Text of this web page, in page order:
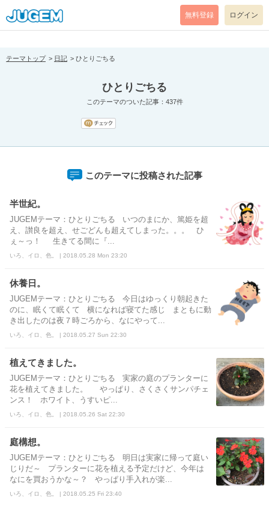
[pear_error: message="Success" code=0 mode=return level=notice
prefix="" info=""]
無料登録 ログイン
テーマトップ 日記 ひとりごちる
ひとりごちる
このテーマのついた記事：437件
このテーマに投稿された記事
半世紀。
JUGEMテーマ：ひとりごちる いつのまにか、篤姫を超
え、讃良を超え、せごどんも超えてしまった。。。 ひ
ぇ～っ！ 生きてる間に『...
いろ、イロ、色。 | 2018.05.28 Mon 23:20
休養日。
JUGEMテーマ：ひとりごちる 今日はゆっくり朝起きた
のに、眠くて眠くて 横になれば寝てた感じ まともに動
き出したのは夜７時ごろから、なにやって...
いろ、イロ、色。 | 2018.05.27 Sun 22:30
植えてきました。
JUGEMテーマ：ひとりごちる 実家の庭のプランターに
花を植えてきました。 やっぱり、さくさくサンパチェ
ンス！ ホワイト、うすいピ...
いろ、イロ、色。 | 2018.05.26 Sat 22:30
庭構想。
JUGEMテーマ：ひとりごちる 明日は実家に帰って庭い
じりだ～ プランターに花を植える予定だけど、今年は
なにを買おうかな～？ やっぱり手入れが楽...
いろ、イロ、色。 | 2018.05.25 Fri 23:40